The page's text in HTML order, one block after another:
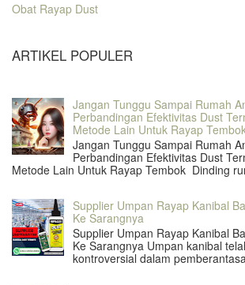
Obat Rayap Dust
ARTIKEL POPULER
Jangan Tunggu Sampai Rumah
Perbandingan Efektivitas Dust
Metode Lain Untuk Rayap Tembok
Jangan Tunggu Sampai Rumah
Perbandingan Efektivitas Dust
Metode Lain Untuk Rayap Tembok Dinding
Supplier Umpan Rayap Kanibal
Ke Sarangnya
Supplier Umpan Rayap Kanibal
Ke Sarangnya Umpan kanibal
kontroversial dalam